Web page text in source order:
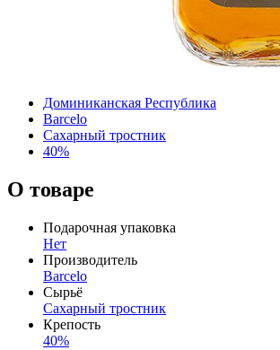
Доминиканская Республика
Barcelo
Сахарный тростник
40%
О товаре
Подарочная упаковка
Нет
Производитель
Barcelo
Сырьё
Сахарный тростник
Крепость
40%